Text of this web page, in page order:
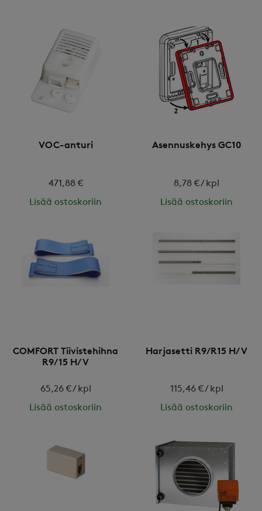
VOC-anturi
471,88 €
Lisää ostoskoriin
Asennuskehys GC10
8,78 € / kpl
Lisää ostoskoriin
COMFORT Tiivistehihna
R9/15 H/V
65,26 € / kpl
Lisää ostoskoriin
Harjasetti R9/R15 H/V
115,46 € / kpl
Lisää ostoskoriin